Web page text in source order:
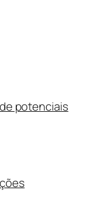
potenciais